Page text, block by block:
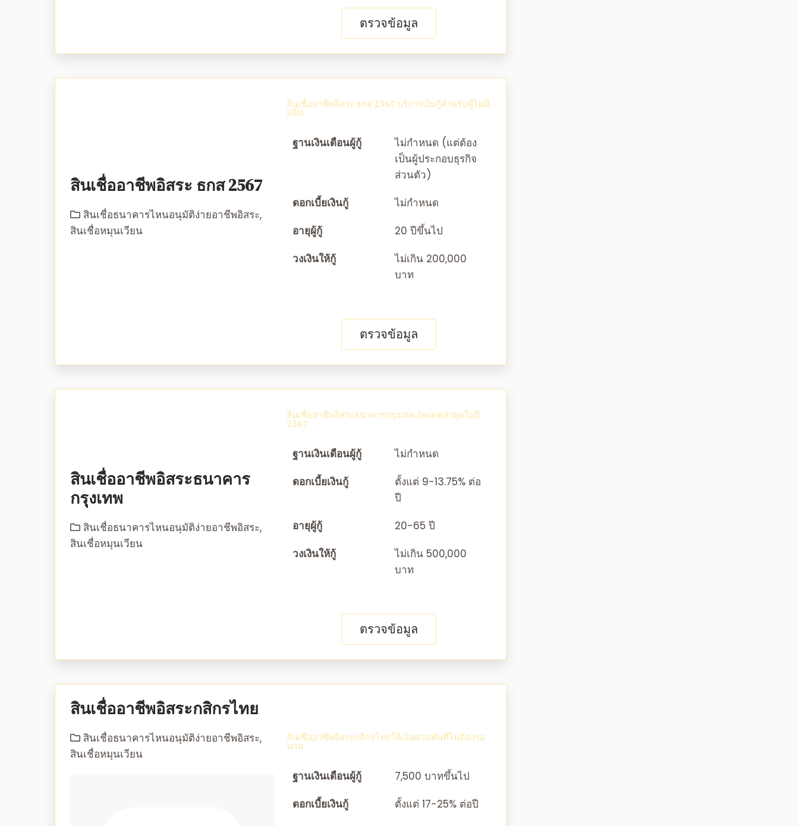
ตรวจข้อมูล
สินเชื่ออาชีพอิสระ ธกส 2567
สินเชื่อธนาคารไหนอนุมัติง่ายอาชีพอิสระ,
สินเชื่อหมุนเวียน
สินเชื่ออาชีพอิสระ ธกส 2567 บริการเงินกู้สำหรับผู้ไม่มี
สลิป
ฐานเงินเดือนผู้กู้
ไม่กำหนด (แต่ต้อง
เป็นผู้ประกอบธุรกิจ
ส่วนตัว)
ดอกเบี้ยเงินกู้
ไม่กำหนด
อายุผู้กู้
20 ปีขึ้นไป
วงเงินให้กู้
ไม่เกิน 200,000
บาท
ตรวจข้อมูล
สินเชื่ออาชีพอิสระธนาคาร
กรุงเทพ
สินเชื่อธนาคารไหนอนุมัติง่ายอาชีพอิสระ,
สินเชื่อหมุนเวียน
สินเชื่ออาชีพอิสระธนาคารกรุงเทพ อัพเดทล่าสุดในปี
2567
ฐานเงินเดือนผู้กู้
ไม่กำหนด
ดอกเบี้ยเงินกู้
ตั้งแต่ 9-13.75% ต่อ
ปี
อายุผู้กู้
20-65 ปี
วงเงินให้กู้
ไม่เกิน 500,000
บาท
ตรวจข้อมูล
สินเชื่ออาชีพอิสระกสิกรไทย
สินเชื่อธนาคารไหนอนุมัติง่ายอาชีพอิสระ,
สินเชื่อหมุนเวียน
สินเชื่ออาชีพอิสระกสิกรไทยให้เงินด่วนทันทีไม่ต้องรอ
นาน
ฐานเงินเดือนผู้กู้
7,500 บาทขึ้นไป
ดอกเบี้ยเงินกู้
ตั้งแต่ 17-25% ต่อปี